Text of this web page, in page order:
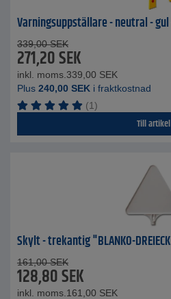
Varningsuppställare - neutral - gul -
339,00 SEK
271,20SEK
inkl. moms. 339,00 SEK
Plus 240,00 SEK i fraktkostnad
(1)
Till artikel
Skylt - trekantig "BLANKO-
161,00 SEK
128,80SEK
inkl. moms. 161,00 SEK